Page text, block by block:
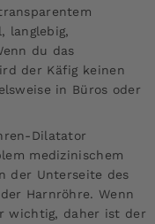
langlebig,
du das
der Käfig keinen
in Büros oder
Dilatator
medizinischem
der Unterseite des
Harnröhre. Wenn
wichtig, daher ist der